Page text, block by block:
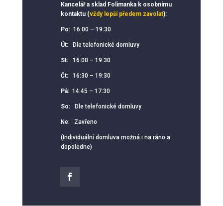
Kancelář a sklad Folimanka k osobnímu
kontaktu (vždy lepší předem zavolat):
Po: 16:00 – 19:30
Út:Dle telefonické domluvy
St: 16:00 – 19:30
Čt: 16:30 – 19:30
Pá:14:45 – 17:30
So: Dle telefonické domluvy
Ne: Zavřeno
(Individuální domluva možná i na ráno a
dopoledne)